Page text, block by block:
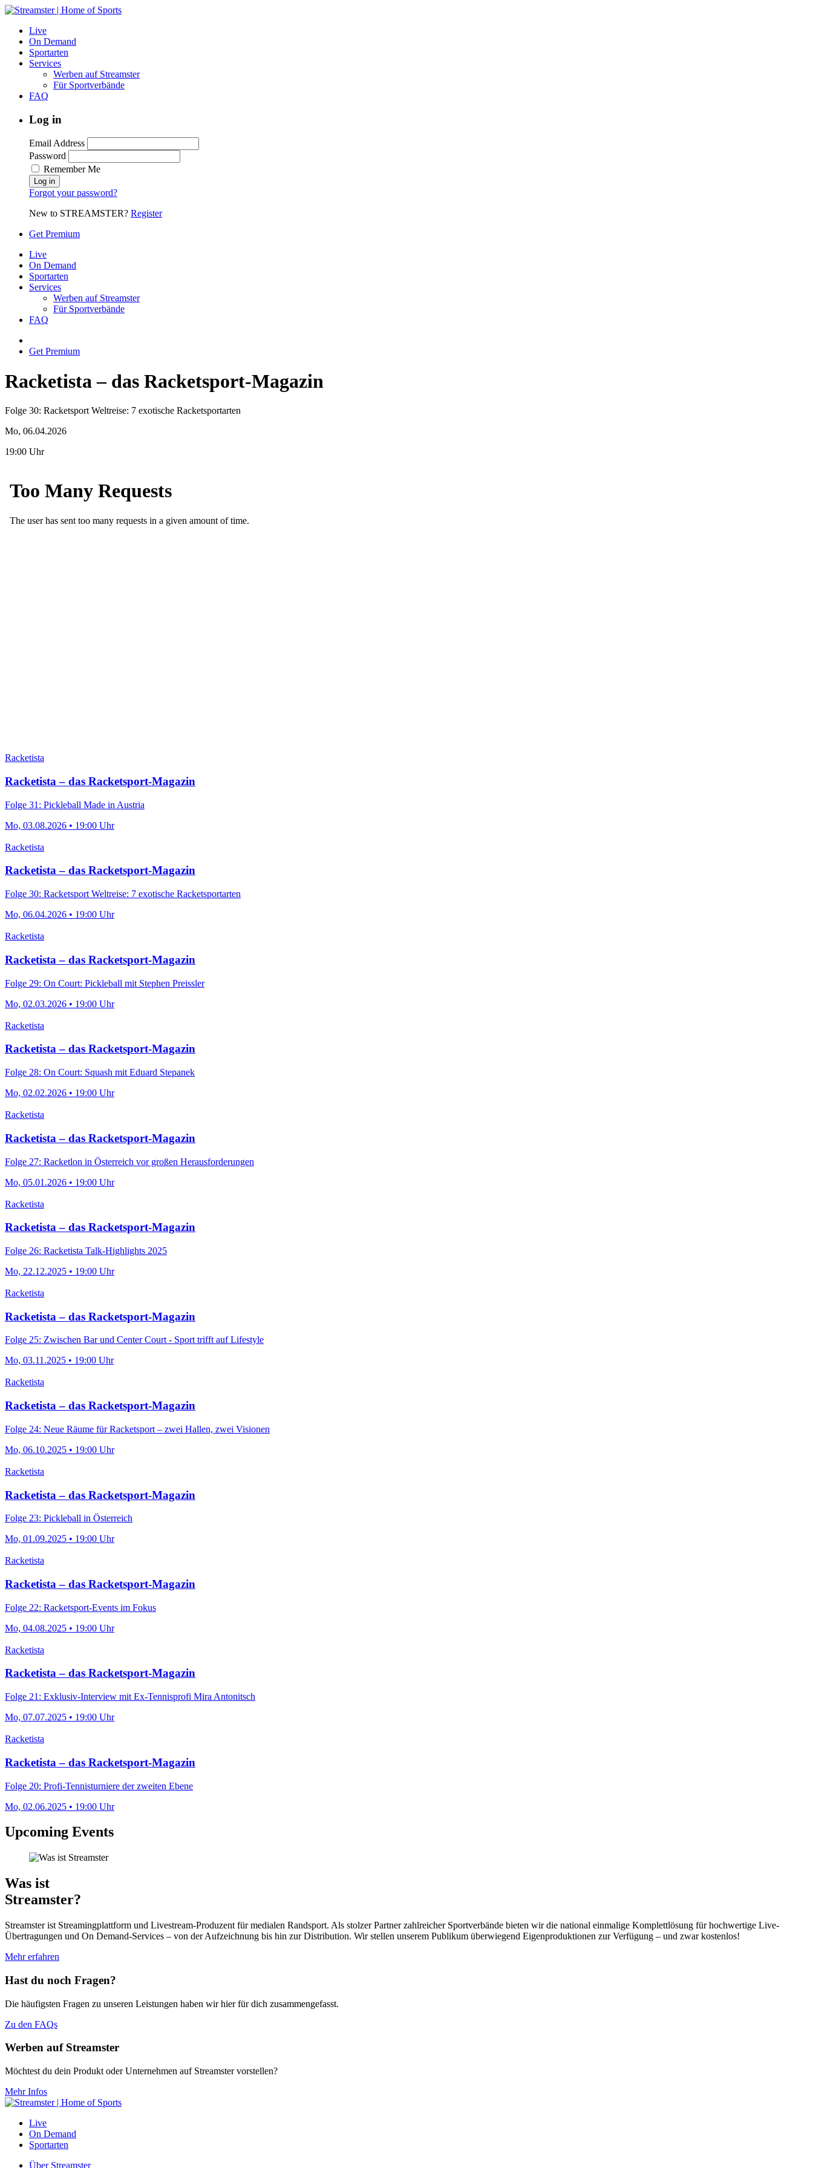
Live
On Demand
Sportarten
Services
Werben auf Streamster
Für Sportverbände
FAQ
Log in
Email Address
Password
Remember Me
Forgot your password?
New to STREAMSTER? Register
Get Premium
Live
On Demand
Sportarten
Services
Werben auf Streamster
Für Sportverbände
FAQ
Get Premium
Racketista – das Racketsport-Magazin
Folge 30: Racketsport Weltreise: 7 exotische Racketsportarten
Mo, 06.04.2026
19:00 Uhr
Racketista
Racketista – das Racketsport-Magazin
Folge 31: Pickleball Made in Austria
Mo, 03.08.2026 • 19:00 Uhr
Racketista
Racketista – das Racketsport-Magazin
Folge 30: Racketsport Weltreise: 7 exotische Racketsportarten
Mo, 06.04.2026 • 19:00 Uhr
Racketista
Racketista – das Racketsport-Magazin
Folge 29: On Court: Pickleball mit Stephen Preissler
Mo, 02.03.2026 • 19:00 Uhr
Racketista
Racketista – das Racketsport-Magazin
Folge 28: On Court: Squash mit Eduard Stepanek
Mo, 02.02.2026 • 19:00 Uhr
Racketista
Racketista – das Racketsport-Magazin
Folge 27: Racketlon in Österreich vor großen Herausforderungen
Mo, 05.01.2026 • 19:00 Uhr
Racketista
Racketista – das Racketsport-Magazin
Folge 26: Racketista Talk-Highlights 2025
Mo, 22.12.2025 • 19:00 Uhr
Racketista
Racketista – das Racketsport-Magazin
Folge 25: Zwischen Bar und Center Court - Sport trifft auf Lifestyle
Mo, 03.11.2025 • 19:00 Uhr
Racketista
Racketista – das Racketsport-Magazin
Folge 24: Neue Räume für Racketsport – zwei Hallen, zwei Visionen
Mo, 06.10.2025 • 19:00 Uhr
Racketista
Racketista – das Racketsport-Magazin
Folge 23: Pickleball in Österreich
Mo, 01.09.2025 • 19:00 Uhr
Racketista
Racketista – das Racketsport-Magazin
Folge 22: Racketsport-Events im Fokus
Mo, 04.08.2025 • 19:00 Uhr
Racketista
Racketista – das Racketsport-Magazin
Folge 21: Exklusiv-Interview mit Ex-Tennisprofi Mira Antonitsch
Mo, 07.07.2025 • 19:00 Uhr
Racketista
Racketista – das Racketsport-Magazin
Folge 20: Profi-Tennisturniere der zweiten Ebene
Mo, 02.06.2025 • 19:00 Uhr
Upcoming Events
Was ist
Streamster?
Streamster ist Streamingplattform und Livestream-Produzent für medialen Randsport. Als stolzer Partner zahlreicher Sportverbände bieten wir die national einmalige Komplettlösung für hochwertige Live-
Übertragungen und On Demand-Services – von der Aufzeichnung bis hin zur Distribution. Wir stellen unserem Publikum überwiegend Eigenproduktionen zur Verfügung – und zwar kostenlos!
Mehr erfahren
Hast du noch Fragen?
Die häufigsten Fragen zu unseren Leistungen haben wir hier für dich zusammengefasst.
Zu den FAQs
Werben auf Streamster
Möchtest du dein Produkt oder Unternehmen auf Streamster vorstellen?
Mehr Infos
Live
On Demand
Sportarten
Über Streamster